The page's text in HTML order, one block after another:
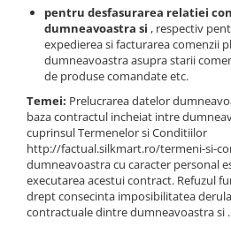
Vaporizatoare
Radiatoare AC
Piese frana
Discuri de frana
Etrieri
Placute de frana
Pompa de frana - cilindru de frana
Frana utilaje
Supapa franare
Piese Kaeser
Piese Wacker Neuson
Piese David Brown
Piese Mc Cormick
Piese Lamborghini
Piese Same
Piese Renault
Piese Hurlimann
pentru desfasurarea relatiei
dumneavoastra si , respectiv
expedierea si facturarea comenzii
dumneavoastra asupra starii
de produse comandate etc.
Temei: Prelucrarea datelor
baza contractul incheiat intre
cuprinsul Termenelor si Conditiilor
http://factual.silkmart.ro/termeni-si-
dumneavoastra cu caracter personal
executarea acestui contract. Refuzul
drept consecinta imposibilitatea
contractuale dintre dumneavoastra si .